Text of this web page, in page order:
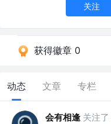
关注
获得徽章 0
动态 文章 专栏
会有相逢 关注了